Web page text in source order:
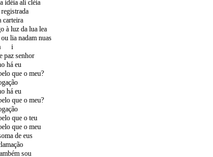
idéia ali cléia
carteira
à luz da lua lea
ou lia nadam nuas
i
paz senhor
há eu
que o meu?
há eu
que o meu?
que o teu
que o meu
de eus
sou